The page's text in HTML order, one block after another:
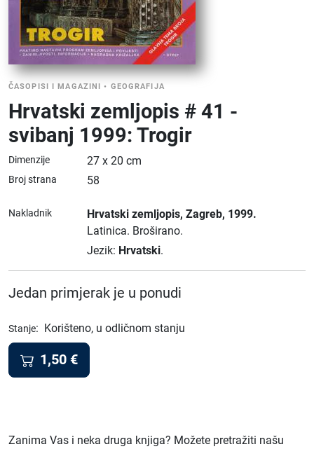
ČASOPISI I MAGAZINI • GEOGRAFIJA
Hrvatski zemljopis # 41 -
svibanj 1999: Trogir
Dimenzije 27 x 20 cm
Broj strana 58
Nakladnik Hrvatski zemljopis, Zagreb, 1999.
Latinica. Broširano.
Jezik: Hrvatski.
Jedan primjerak je u ponudi
Stanje: Korišteno, u odličnom stanju
1,50 €
Zanima Vas i neka druga knjiga? Možete pretražiti našu